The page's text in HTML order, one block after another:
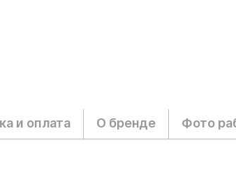
и оплата О бренде Фото